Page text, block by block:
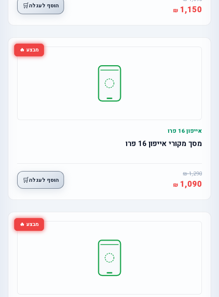
1,150 הוסף לעגלה🛒
מבצע 🔥
אייפון 16 פרו
מסך מקורי אייפון 16 פרו
1,290
1,090 הוסף לעגלה🛒
מבצע 🔥